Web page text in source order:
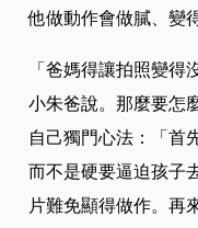
他做動作會做膩、變
「爸媽得讓拍照變得
小朱爸說。那麼要怎
自己獨門心法：「首
而不是硬要逼迫孩子
片難免顯得做作。再